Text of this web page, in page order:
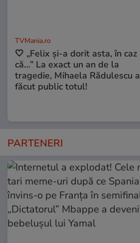
TVMania.ro
🤍 „Felix și-a dorit asta, în caz
că…” La exact un an de la
tragedie, Mihaela Rădulescu a
făcut public totul!
PARTENERI